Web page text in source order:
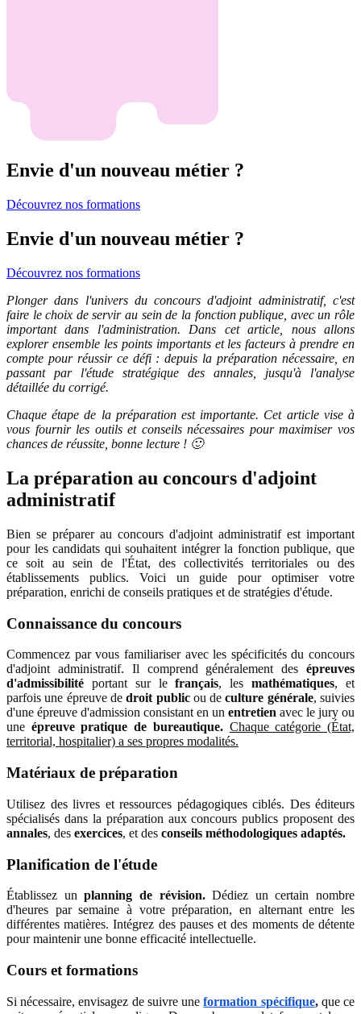
Envie d'un nouveau métier ?
Découvrez nos formations
Envie d'un nouveau métier ?
Découvrez nos formations
Plonger dans l'univers du concours d'adjoint administratif, c'est
faire le choix de servir au sein de la fonction publique, avec un rôle
important dans l'administration. Dans cet article, nous allons
explorer ensemble les points importants et les facteurs à prendre en
compte pour réussir ce défi : depuis la préparation nécessaire, en
passant par l'étude stratégique des annales, jusqu'à l'analyse
détaillée du corrigé.
Chaque étape de la préparation est importante. Cet article vise à
vous fournir les outils et conseils nécessaires pour maximiser vos
chances de réussite, bonne lecture ! 🙂
La préparation au concours d'adjoint
administratif
Bien se préparer au concours d'adjoint administratif est important
pour les candidats qui souhaitent intégrer la fonction publique, que
ce soit au sein de l'État, des collectivités territoriales ou des
établissements publics. Voici un guide pour optimiser votre
préparation, enrichi de conseils pratiques et de stratégies d'étude.
Connaissance du concours
Commencez par vous familiariser avec les spécificités du concours
d'adjoint administratif. Il comprend généralement des épreuves
d'admissibilité portant sur lefrançais, lesmathématiques, et
parfois une épreuve dedroit publicou deculture générale, suivies
d'une épreuve d'admission consistant en un entretien avec le jury ou
une épreuve pratique de bureautique. Chaque catégorie (État,
territorial, hospitalier) a ses propres modalités.
Matériaux de préparation
Utilisez des livres et ressources pédagogiques ciblés. Des éditeurs
spécialisés dans la préparation aux concours publics proposent des
annales, des exercices, et des conseils méthodologiques adaptés.
Planification de l'étude
Établissez unplanning de révision.Dédiez un certain nombre
d'heures par semaine à votre préparation, en alternant entre les
différentes matières. Intégrez des pauses et des moments de détente
pour maintenir une bonne efficacité intellectuelle.
Cours et formations
Si nécessaire, envisagez de suivre uneformation spécifique, que ce